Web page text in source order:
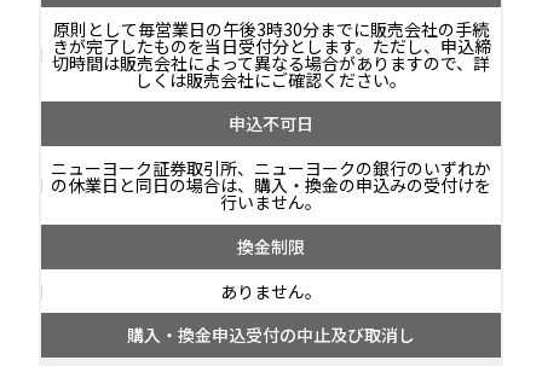
原則として毎営業日の午後3時30分までに販売会社の手続
きが完了したものを当日受付分とします。ただし、申込締
切時間は販売会社によって異なる場合がありますので、詳
しくは販売会社にご確認ください。
申込不可日
ニューヨーク証券取引所、ニューヨークの銀行のいずれか
の休業日と同日の場合は、購入・換金の申込みの受付けを
行いません。
換金制限
ありません。
購入・換金申込受付の中止及び取消し